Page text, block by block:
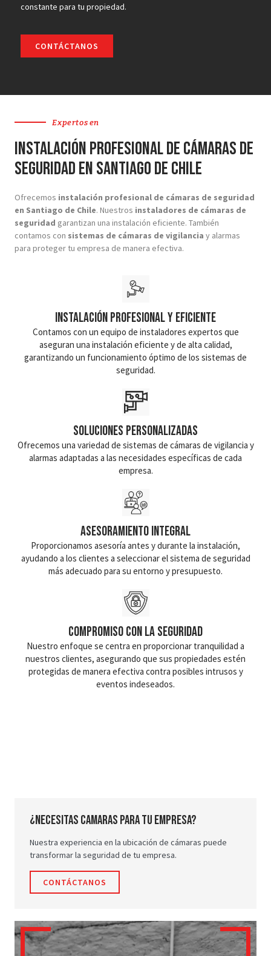
constante para tu propiedad.
CONTÁCTANOS
Expertos en
Instalación Profesional de Cámaras de
Seguridad en Santiago de Chile
Ofrecemos instalación profesional de cámaras de seguridad
en Santiago de Chile. Nuestros instaladores de cámaras de
seguridad garantizan una instalación eficiente. También
contamos con sistemas de cámaras de vigilancia y alarmas
para proteger tu empresa de manera efectiva.
¿Necesitas camaras para tu empresa?
Nuestra experiencia en la ubicación de cámaras puede
transformar la seguridad de tu empresa.
CONTÁCTANOS
Instalación Profesional y Eficiente
Contamos con un equipo de instaladores expertos que
aseguran una instalación eficiente y de alta calidad,
garantizando un funcionamiento óptimo de los sistemas de
seguridad.
Soluciones Personalizadas
Ofrecemos una variedad de sistemas de cámaras de vigilancia y
alarmas adaptadas a las necesidades específicas de cada
empresa.
Asesoramiento Integral
Proporcionamos asesoría antes y durante la instalación,
ayudando a los clientes a seleccionar el sistema de seguridad
más adecuado para su entorno y presupuesto.
Compromiso con la Seguridad
Nuestro enfoque se centra en proporcionar tranquilidad a
nuestros clientes, asegurando que sus propiedades estén
protegidas de manera efectiva contra posibles intrusos y
eventos indeseados.